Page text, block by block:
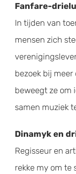
Fanfare-
In tijden van
mensen zich
bezoek bij
beweegt ze om
samen muziek
Dinamyk en
Regisseur en
rekke my om te